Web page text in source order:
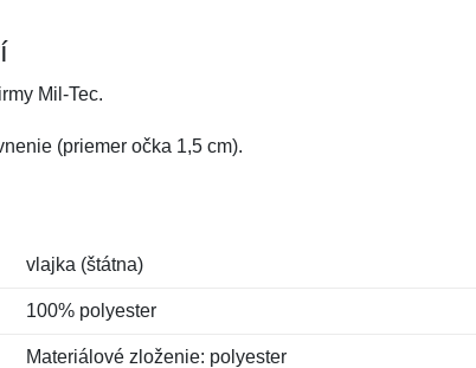
Mil-Tec.
(priemer očka 1,5 cm).
vlajka (štátna)
100% polyester
Materiálové zloženie: polyester